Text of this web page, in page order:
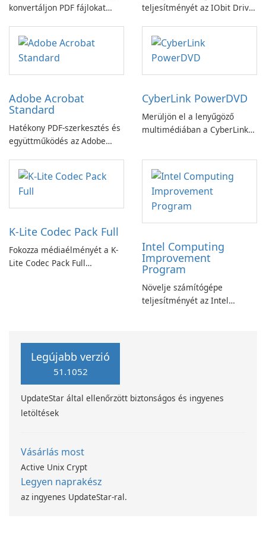
konvertáljon PDF fájlokat
teljesítményét az IObit Driver
Adobe Acrobat
Standard
Hatékony PDF-szerkesztés és
együttműködés az Adobe
alkalmazással.
CyberLink PowerDVD
Merüljön el a lenyűgöző
multimédiában a CyberLink
K-Lite Codec Pack Full
Fokozza médiaélményét a K-
Lite Codec Pack Full
Intel Computing
Improvement
Program
Növelje számítógépe
teljesítményét az Intel
Legújabb verzió
51.1052
UpdateStar által ellenőrzött biztonságos és ingyenes
letöltések
Vásárlás most
Active Unix Crypt
Legyen naprakész
az ingyenes UpdateStar-ral.